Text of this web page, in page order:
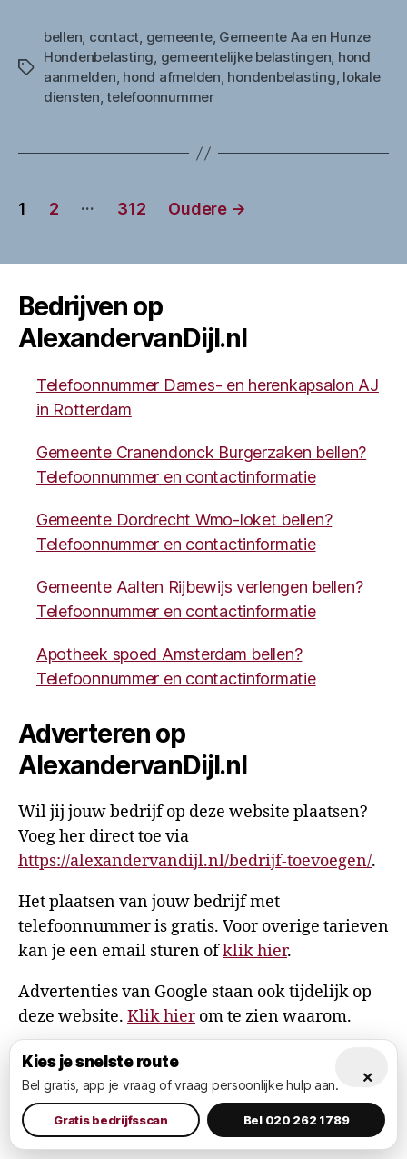
Tags
bellen, contact, gemeente, Gemeente Aa en Hunze
Hondenbelasting, gemeentelijke belastingen, hond
aanmelden, hond afmelden, hondenbelasting, lokale
diensten,telefoonnummer
Berichten
1 2 … 312 Oudere →
Bedrijven op
AlexandervanDijl.nl
Telefoonnummer Dames- en herenkapsalon AJ
in Rotterdam
Gemeente Cranendonck Burgerzaken bellen?
Telefoonnummer en contactinformatie
Gemeente Dordrecht Wmo-loket bellen?
Telefoonnummer en contactinformatie
Gemeente Aalten Rijbewijs verlengen bellen?
Telefoonnummer en contactinformatie
Apotheek spoed Amsterdam bellen?
Telefoonnummer en contactinformatie
Adverteren op
AlexandervanDijl.nl
Wil jij jouw bedrijf op deze website plaatsen?
Voeg her direct toe via
https://alexandervandijl.nl/bedrijf-toevoegen/.
Het plaatsen van jouw bedrijf met
telefoonnummer is gratis. Voor overige tarieven
kan je een email sturen ofklik hier.
Advertenties van Google staan ook tijdelijk op
deze website. Klik hierom te zien waarom.
© 2026AlexandervanDijl.nl
Privacy Policy
Omhoog
×
Kies je snelste route
Bel gratis, app je vraag of vraag persoonlijke hulp aan.
Gratis bedrijfsscan Bel 020 262 1789